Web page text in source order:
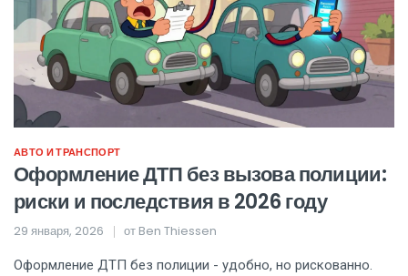
АВТО И ТРАНСПОРТ
Оформление ДТП без вызова полиции:
риски и последствия в 2026 году
29 января, 2026 от Ben Thiessen
Оформление ДТП без полиции - удобно, но рискованно.